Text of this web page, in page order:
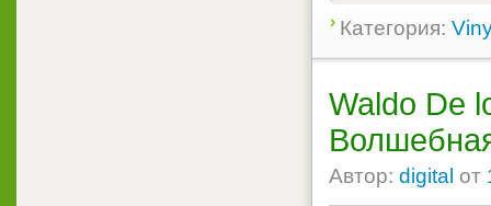
Категория:
Waldo De
Автор: digital от